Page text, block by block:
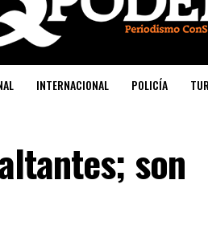
INTERNACIONAL POLICÍA
son